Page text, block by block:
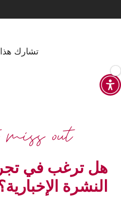
تشارك هذا
هل ترغب في
النشرة
out